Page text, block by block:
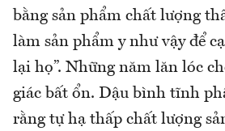
bằng sản phẩm chất lượng
làm sản phẩm y như vậy để
lại họ”. Những năm lăn lóc
giác bất ổn. Dậu bình tĩnh
rằng tự hạ thấp chất lượng